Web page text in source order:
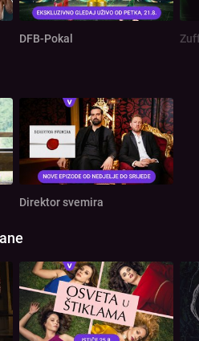
DFB-Pokal
Direktor svemira